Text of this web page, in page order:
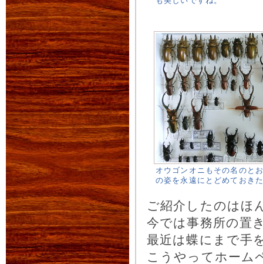
オウゴンオニもその名のと
の姿を永遠にとどめておき
ご紹介したのはほ
今では事務所の置
最近は蝶にまで手
こうやってホーム